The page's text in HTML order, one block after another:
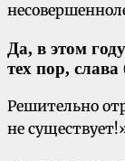
Да, в этом
тех пор,
Решительно
не